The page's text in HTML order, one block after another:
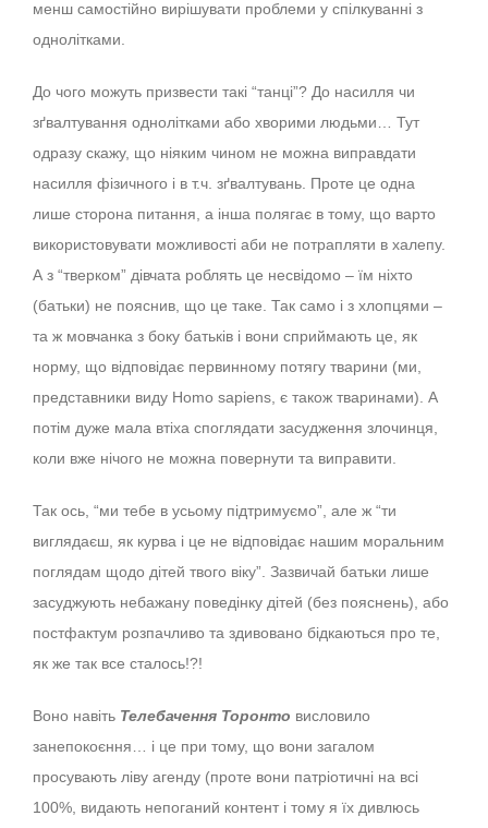
менш самостійно вирішувати проблеми у спілкуванні з
однолітками.
До чого можуть призвести такі “танці”? До насилля чи
зґвалтування однолітками або хворими людьми… Тут
одразу скажу, що ніяким чином не можна виправдати
насилля фізичного і в т.ч. зґвалтувань. Проте це одна
лише сторона питання, а інша полягає в тому, що варто
використовувати можливості аби не потрапляти в халепу.
А з “тверком” дівчата роблять це несвідомо – їм ніхто
(батьки) не пояснив, що це таке. Так само і з хлопцями –
та ж мовчанка з боку батьків і вони сприймають це, як
норму, що відповідає первинному потягу тварини (ми,
представники виду Homo sapiens, є також тваринами). А
потім дуже мала втіха споглядати засудження злочинця,
коли вже нічого не можна повернути та виправити.
Так ось, “ми тебе в усьому підтримуємо”, але ж “ти
виглядаєш, як курва і це не відповідає нашим моральним
поглядам щодо дітей твого віку”. Зазвичай батьки лише
засуджують небажану поведінку дітей (без пояснень), або
постфактум розпачливо та здивовано бідкаються про те,
як же так все сталось!?!
Воно навіть Телебачення Торонто висловило
занепокоєння… і це при тому, що вони загалом
просувають ліву агенду (проте вони патріотичні на всі
100%, видають непоганий контент і тому я їх дивлюсь